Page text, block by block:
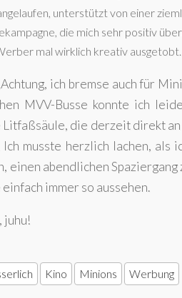
unterstützt von einer
die mich sehr positiv
mal wirklich kreativ ausgetobt.
ich bremse auch für
MVV-Busse konnte ich
Litfaßsäule, die derzeit direkt
Ich musste herzlich lachen, als
einen abendlichen
immer so aussehen.
juhu!
Kino Minions Werbung